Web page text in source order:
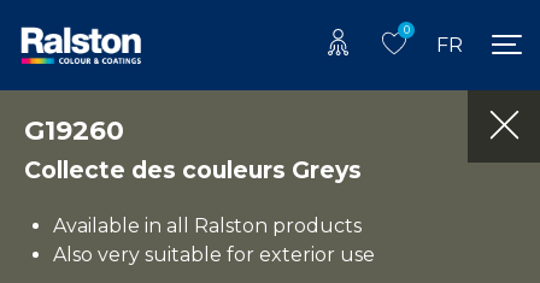
0
FR
G19260
Collecte des couleurs Greys
Available in all Ralston products
Also very suitable for exterior use